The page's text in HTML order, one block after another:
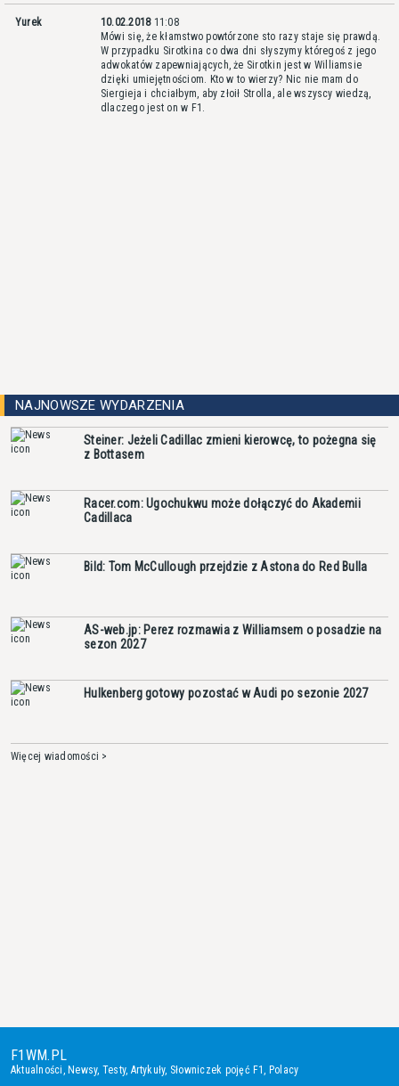
Yurek 10.02.2018 11:08
Mówi się, że kłamstwo powtórzone sto razy staje się prawdą.
W przypadku Sirotkina co dwa dni słyszymy któregoś z jego
adwokatów zapewniających, że Sirotkin jest w Williamsie
dzięki umiejętnościom. Kto w to wierzy? Nic nie mam do
Siergieja i chciałbym, aby złoił Strolla, ale wszyscy wiedzą,
dlaczego jest on w F1.
NAJNOWSZE WYDARZENIA
Steiner: Jeżeli Cadillac zmieni kierowcę, to pożegna się
z Bottasem
Racer.com: Ugochukwu może dołączyć do Akademii
Cadillaca
Bild: Tom McCullough przejdzie z Astona do Red Bulla
AS-web.jp: Perez rozmawia z Williamsem o posadzie na
sezon 2027
Hulkenberg gotowy pozostać w Audi po sezonie 2027
Więcej wiadomości >
F1WM.PL
Aktualności, Newsy, Testy, Artykuły, Słowniczek pojęć F1, Polacy